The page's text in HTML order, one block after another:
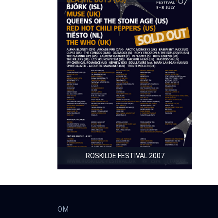
ROSKILDE FESTIVAL 2007
OM